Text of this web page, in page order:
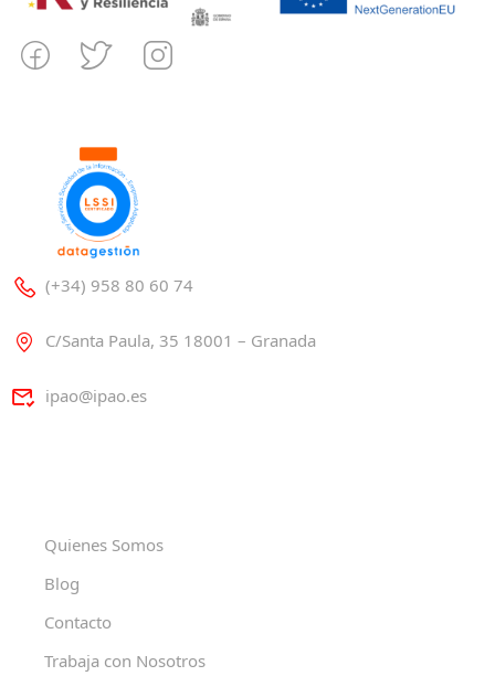
(+34) 958 80 60 74
C/Santa Paula, 35 18001 – Granada
ipao@ipao.es
Quienes Somos
Blog
Contacto
Trabaja con Nosotros